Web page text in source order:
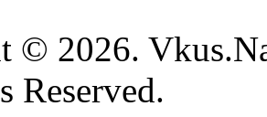
© 2026.
Reserved.